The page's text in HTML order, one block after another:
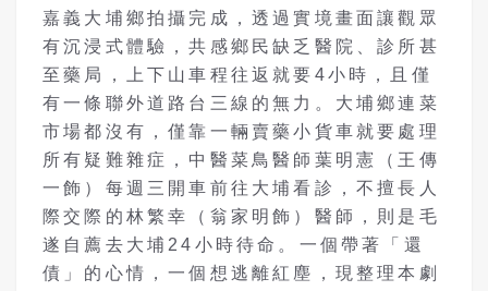
嘉義大埔鄉拍攝完成，透過實境畫面讓觀眾
有沉浸式體驗，共感鄉民缺乏醫院、診所甚
至藥局，上下山車程往返就要4小時，且僅
有一條聯外道路台三線的無力。大埔鄉連菜
市場都沒有，僅靠一輛賣藥小貨車就要處理
所有疑難雜症，中醫菜鳥醫師葉明憲（王傳
一飾）每週三開車前往大埔看診，不擅長人
際交際的林繁幸（翁家明飾）醫師，則是毛
遂自薦去大埔24小時待命。一個帶著「還
債」的心情，一個想逃離紅塵，現整理本劇